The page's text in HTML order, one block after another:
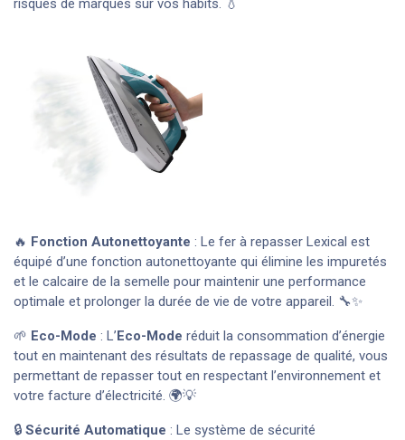
risques de marques sur vos habits. 💧
🔥 Fonction Autonettoyante : Le fer à repasser Lexical est
équipé d’une fonction autonettoyante qui élimine les impuretés
et le calcaire de la semelle pour maintenir une performance
optimale et prolonger la durée de vie de votre appareil. 🔧✨
🌱 Eco-Mode : L’Eco-Mode réduit la consommation d’énergie
tout en maintenant des résultats de repassage de qualité, vous
permettant de repasser tout en respectant l’environnement et
votre facture d’électricité. 🌍💡
🔒 Sécurité Automatique : Le système de sécurité